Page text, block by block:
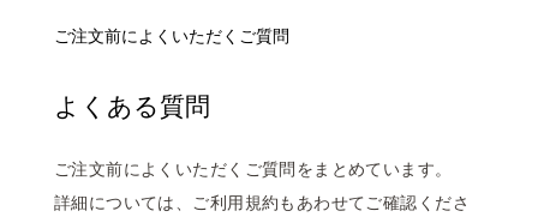
ご注文前によくいただくご質問
よくある質問
ご注文前によくいただくご質問をまとめています。
詳細については、ご利用規約もあわせてご確認くださ